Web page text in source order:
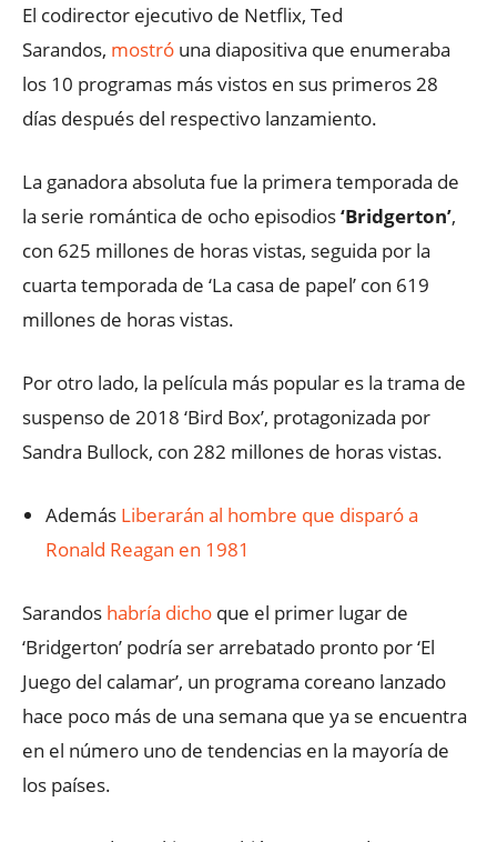
El codirector ejecutivo de Netflix, Ted
Sarandos, mostró una diapositiva que enumeraba
los 10 programas más vistos en sus primeros 28
días después del respectivo lanzamiento.
La ganadora absoluta fue la primera temporada de
la serie romántica de ocho episodios‘Bridgerton’,
con 625 millones de horas vistas, seguida por la
cuarta temporada de ‘La casa de papel’ con 619
millones de horas vistas.
Por otro lado, la película más popular es la trama de
suspenso de 2018 ‘Bird Box’, protagonizada por
Sandra Bullock, con 282 millones de horas vistas.
Además Liberarán al hombre que disparó a
Ronald Reagan en 1981
Sarandos habría dicho que el primer lugar de
‘Bridgerton’ podría ser arrebatado pronto por ‘El
Juego del calamar’, un programa coreano lanzado
hace poco más de una semana que ya se encuentra
en el número uno de tendencias en la mayoría de
los países.